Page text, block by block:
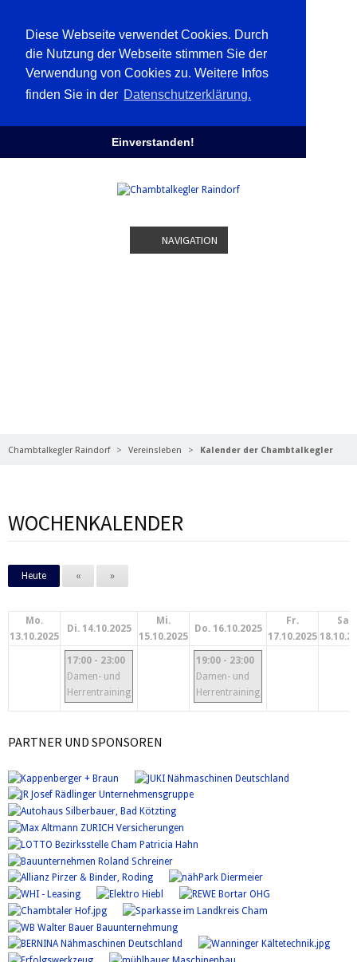
Diese Webseite verwendet Cookies. Durch
die Nutzung der Webseite stimmen Sie der
Verwendung von Cookies zu. Weitere Infos
finden Sie in der Datenschutzerklärung.
Einverstanden!
NAVIGATION
Chambtalkegler Raindorf Vereinsleben Kalender der Chambtalkegler
WOCHENKALENDER
Heute « »
Mo.
13.10.2025
Di. 14.10.2025
Mi.
15.10.2025
Do. 16.10.2025
Fr.
17.10.2025
Sa.
17:00 - 23:00
Damen- und
Herrentraining
19:00 - 23:00
Damen- und
Herrentraining
PARTNER UND SPONSOREN